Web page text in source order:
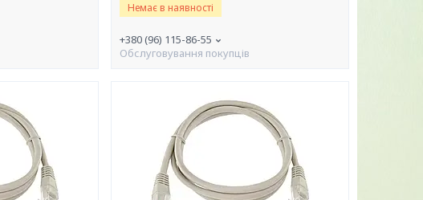
Немає в наявності
+380 (96) 115-86-55
Обслуговування покупців